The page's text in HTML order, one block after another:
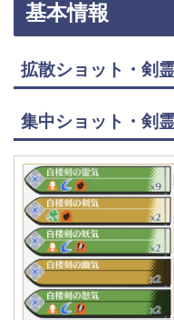
基本情報
拡散ショット・剣
集中ショット・剣